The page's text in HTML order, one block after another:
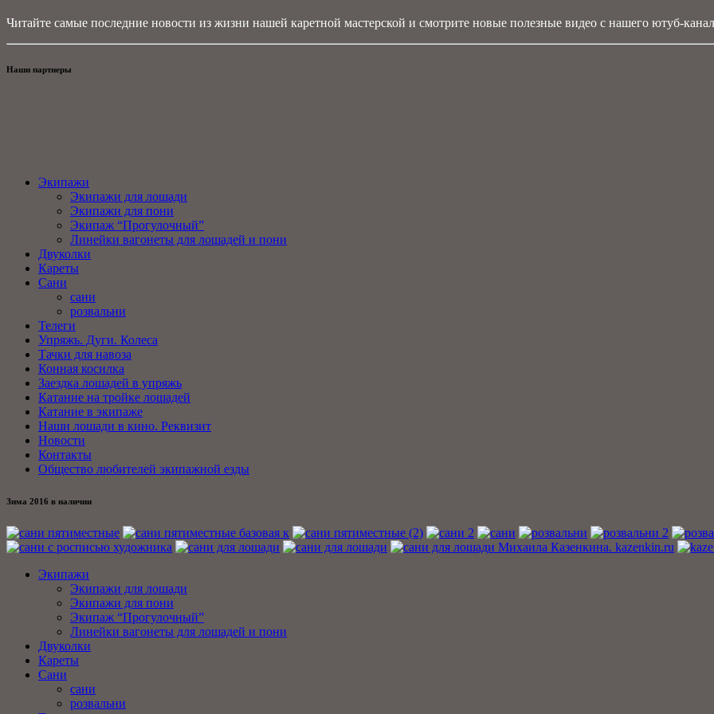
Читайте самые последние новости из жизни нашей каретной мастерской и смотрите новые полезные видео с нашего ютуб-
Наши партнеры
Экипажи
Экипажи для лошади
Экипажи для пони
Экипаж “Прогулочный”
Линейки вагонеты для лошадей и пони
Двуколки
Кареты
Сани
сани
розвальни
Телеги
Упряжь. Дуги. Колеса
Тачки для навоза
Конная косилка
Заездка лошадей в упряжь
Катание на тройке лошадей
Катание в экипаже
Наши лошади в кино. Реквизит
Новости
Контакты
Общество любителей экипажной езды
Зима 2016 в наличии
Экипажи
Экипажи для лошади
Экипажи для пони
Экипаж “Прогулочный”
Линейки вагонеты для лошадей и пони
Двуколки
Кареты
Сани
сани
розвальни